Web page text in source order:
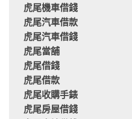
虎尾機車借錢
虎尾汽車借款
虎尾汽車借錢
虎尾當舖
虎尾借錢
虎尾借款
虎尾收購手錶
虎尾房屋借錢